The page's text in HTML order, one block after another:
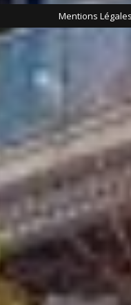
Mentions